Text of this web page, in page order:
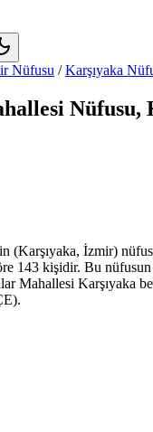
Nüfusu / Karşıyaka
Nüfusu,
(Karşıyaka, İzmir)
143 kişidir. Bu
Mahallesi Karşıyaka